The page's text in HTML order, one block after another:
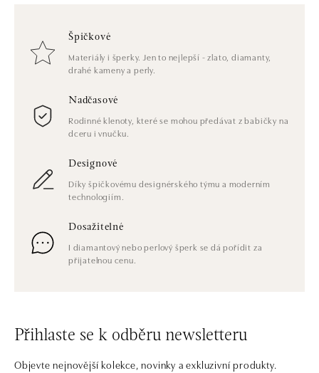
Špičkové
Materiály i šperky. Jen to nejlepší - zlato, diamanty,
drahé kameny a perly.
Nadčasové
Rodinné klenoty, které se mohou předávat z babičky na
dceru i vnučku.
Designové
Díky špičkovému designérského týmu a moderním
technologiím.
Dosažitelné
I diamantový nebo perlový šperk se dá pořídit za
přijatelnou cenu.
Přihlaste se k odběru newsletteru
Objevte nejnovější kolekce, novinky a exkluzivní produkty.